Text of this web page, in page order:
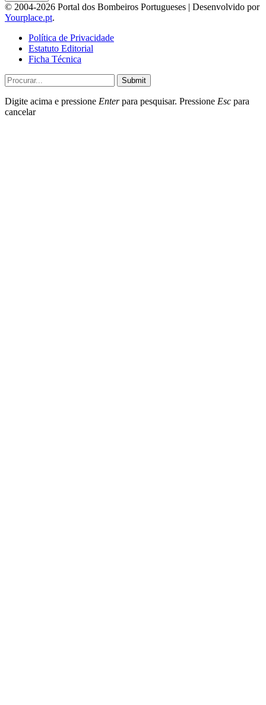
© 2004-2026 Portal dos Bombeiros Portugueses | Desenvolvido por
Yourplace.pt.
Política de Privacidade
Estatuto Editorial
Ficha Técnica
Submit
Digite acima e pressione Enterpara pesquisar. Pressione Esc para
cancelar